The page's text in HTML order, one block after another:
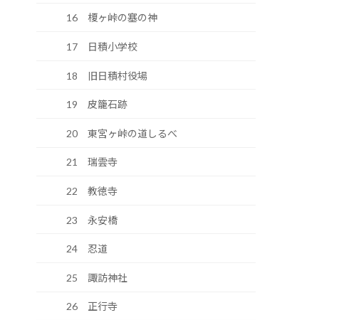
16 榎ヶ峠の塞の神
17 日積小学校
18 旧日積村役場
19 皮籠石跡
20 東宮ヶ峠の道しるべ
21 瑞雲寺
22 教徳寺
23 永安橋
24 忍道
25 諏訪神社
26 正行寺